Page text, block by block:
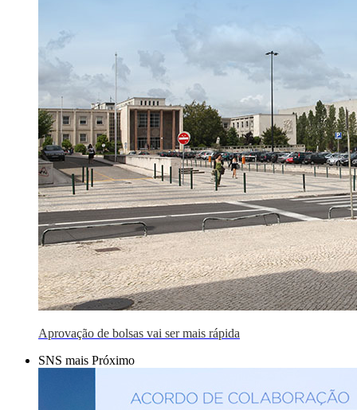
Aprovação de bolsas vai ser mais rápida
SNS mais Próximo